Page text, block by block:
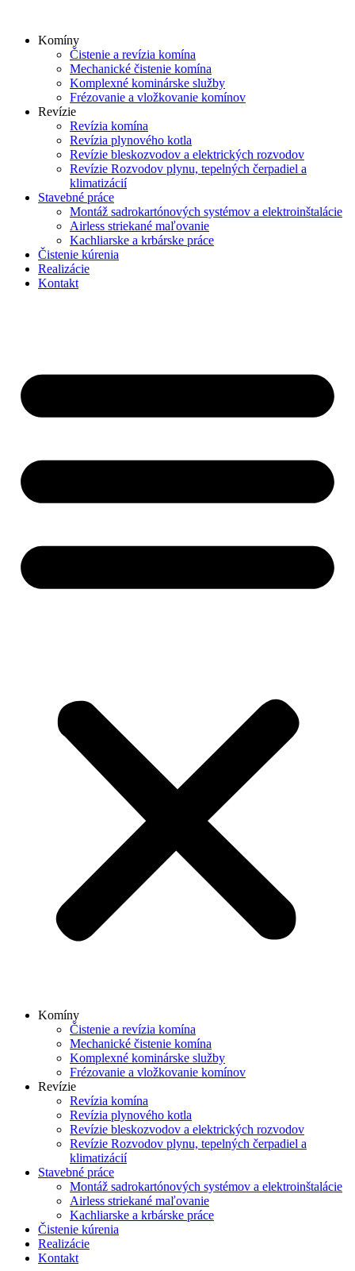
contentKomíny
Čistenie a revízia komína
Mechanické čistenie komína
Komplexné kominárske služby
Frézovanie a vložkovanie komínov
Revízie
Revízia komína
Revízia plynového kotla
Revízie bleskozvodov a elektrických rozvodov
Revízie Rozvodov plynu, tepelných čerpadiel a
klimatizácií
Stavebné práce
Montáž sadrokartónových systémov a elektroinštalácie
Airless striekané maľovanie
Kachliarske a krbárske práce
Čistenie kúrenia
Realizácie
Kontakt
Komíny
Čistenie a revízia komína
Mechanické čistenie komína
Komplexné kominárske služby
Frézovanie a vložkovanie komínov
Revízie
Revízia komína
Revízia plynového kotla
Revízie bleskozvodov a elektrických rozvodov
Revízie Rozvodov plynu, tepelných čerpadiel a
klimatizácií
Stavebné práce
Montáž sadrokartónových systémov a elektroinštalácie
Airless striekané maľovanie
Kachliarske a krbárske práce
Čistenie kúrenia
Realizácie
Kontakt